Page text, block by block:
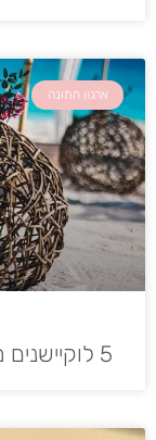
ארגון חתונה
5 לוקיישנים מיוחדים לחתונה